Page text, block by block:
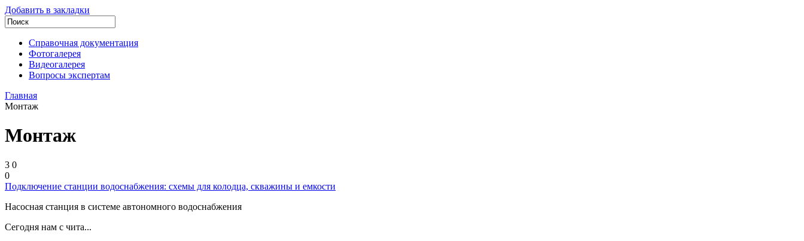
Добавить в закладки
Справочная документация
Фотогалерея
Видеогалерея
Вопросы экспертам
Главная
Монтаж
Монтаж
3 0
0
Подключение станции водоснабжения: схемы для колодца, скважины и емкости
Насосная станция в системе автономного водоснабжения
Сегодня нам с чита...